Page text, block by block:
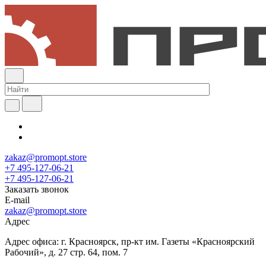
zakaz@promopt.store
+7 495-127-06-21
+7 495-127-06-21
Заказать звонок
E-mail
zakaz@promopt.store
Адрес
Адрес офиса: г. Красноярск, пр-кт им. Газеты «Красноярский
Рабочий», д. 27 стр. 64, пом. 7